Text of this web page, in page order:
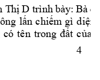
4
Thị D trình bày: Bà
lấn chiếm gì diện
có tên trong đất của